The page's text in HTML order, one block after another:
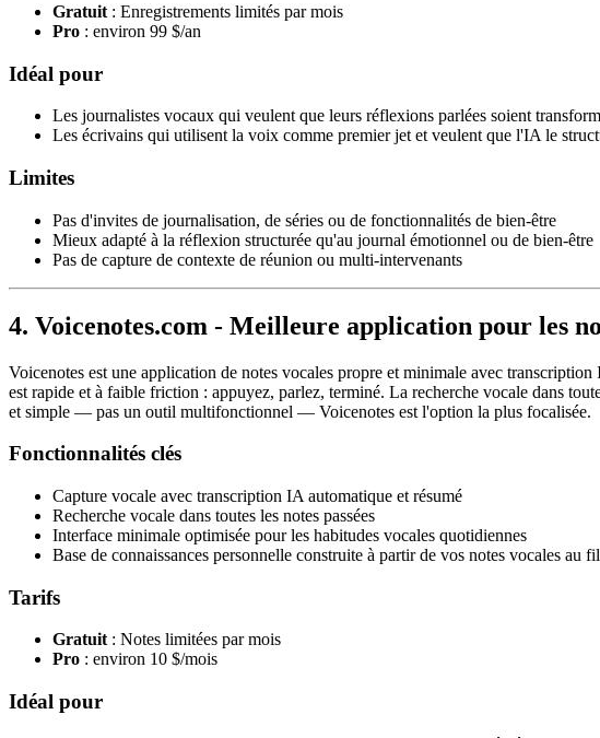
Gratuit : Enregistrements limités par mois
Pro : environ 99 $/an
Idéal pour
Les journalistes vocaux qui veulent que leurs réflexions parlées soient
Les écrivains qui utilisent la voix comme premier jet et veulent que l'IA le
Limites
Pas d'invites de journalisation, de séries ou de fonctionnalités de bien-être
Mieux adapté à la réflexion structurée qu'au journal émotionnel ou de bien-être
Pas de capture de contexte de réunion ou multi-intervenants
4. Voicenotes.com - Meilleure application pour les
Voicenotes est une application de notes vocales propre et minimale avec
est rapide et à faible friction : appuyez, parlez, terminé. La recherche vocale dans
et simple — pas un outil multifonctionnel — Voicenotes est l'option la plus focalisée.
Fonctionnalités clés
Capture vocale avec transcription IA automatique et résumé
Recherche vocale dans toutes les notes passées
Interface minimale optimisée pour les habitudes vocales quotidiennes
Base de connaissances personnelle construite à partir de vos notes vocales au
Tarifs
Gratuit: Notes limitées par mois
Pro : environ 10 $/mois
Idéal pour